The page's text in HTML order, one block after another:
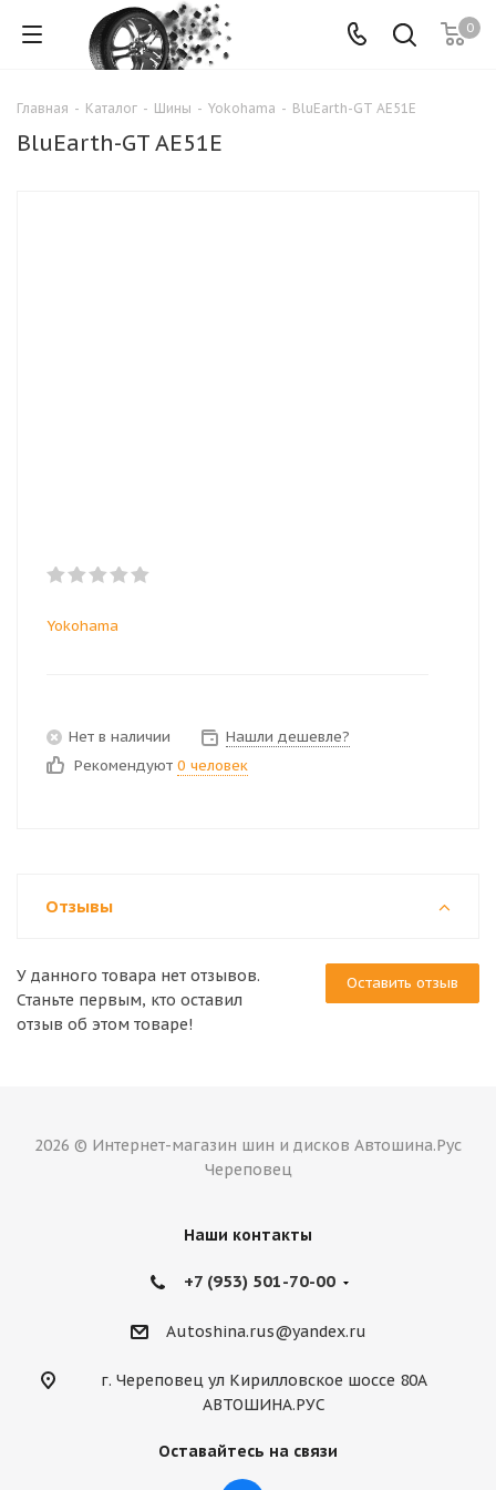
0
Главная - Каталог - Шины - Yokohama - BluEarth-GT AE51E
BluEarth-GT AE51E
Yokohama
Нет в наличии
Нашли дешевле?
Рекомендуют 0 человек
Отзывы
Оставить отзыв
У данного товара нет отзывов.
Станьте первым, кто оставил
отзыв об этом товаре!
2026 © Интернет-магазин шин и дисков Автошина.Рус
Череповец
Наши контакты
+7 (953) 501-70-00
Autoshina.rus@yandex.ru
г. Череповец ул Кирилловское шоссе 80А
АВТОШИНА.РУС
Оставайтесь на связи